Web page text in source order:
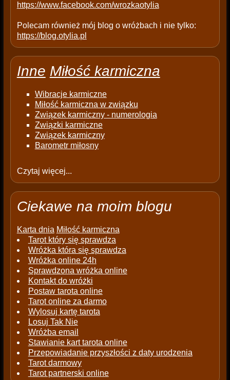
https://www.facebook.com/wrozkaotylia
Polecam również mój blog o wróżbach i nie tylko:
https://blog.otylia.pl
Inne Miłość karmiczna
Wibracje karmiczne
Miłość karmiczna w związku
Związek karmiczny - numerologia
Związki karmiczne
Związek karmiczny
Barometr miłosny
Czytaj więcej...
Ciekawe na moim blogu
Karta dnia Miłość karmiczna
Tarot który się sprawdza
Wróżka która się sprawdza
Wróżka online 24h
Sprawdzona wróżka online
Kontakt do wróżki
Postaw tarota online
Tarot online za darmo
Wylosuj kartę tarota
Losuj Tak Nie
Wróżba email
Stawianie kart tarota online
Przepowiadanie przyszłości z daty urodzenia
Tarot darmowy
Tarot partnerski online